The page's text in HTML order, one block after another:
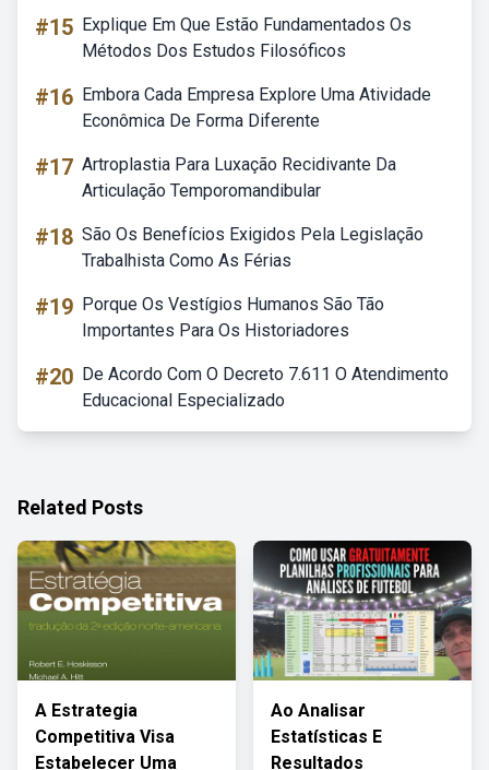
#15 Explique Em Que Estão Fundamentados Os
Métodos Dos Estudos Filosóficos
#16 Embora Cada Empresa Explore Uma Atividade
Econômica De Forma Diferente
#17 Artroplastia Para Luxação Recidivante Da
Articulação Temporomandibular
#18 São Os Benefícios Exigidos Pela Legislação
Trabalhista Como As Férias
#19 Porque Os Vestígios Humanos São Tão
Importantes Para Os Historiadores
#20 De Acordo Com O Decreto 7.611 O Atendimento
Educacional Especializado
Related Posts
A Estrategia
Competitiva Visa
Estabelecer Uma
Ao Analisar
Estatísticas E
Resultados